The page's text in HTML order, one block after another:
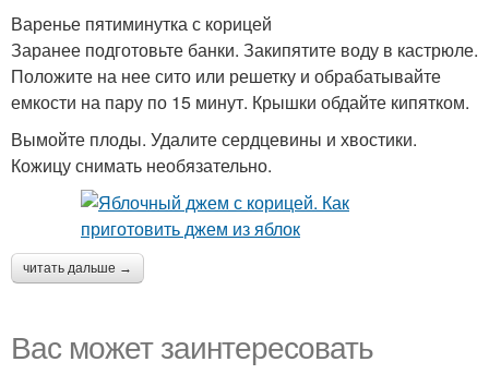
Варенье пятиминутка с корицей
Заранее подготовьте банки. Закипятите воду в кастрюле.
Положите на нее сито или решетку и обрабатывайте
емкости на пару по 15 минут. Крышки обдайте кипятком.
Вымойте плоды. Удалите сердцевины и хвостики.
Кожицу снимать необязательно.
читать дальше →
Вас может заинтересовать